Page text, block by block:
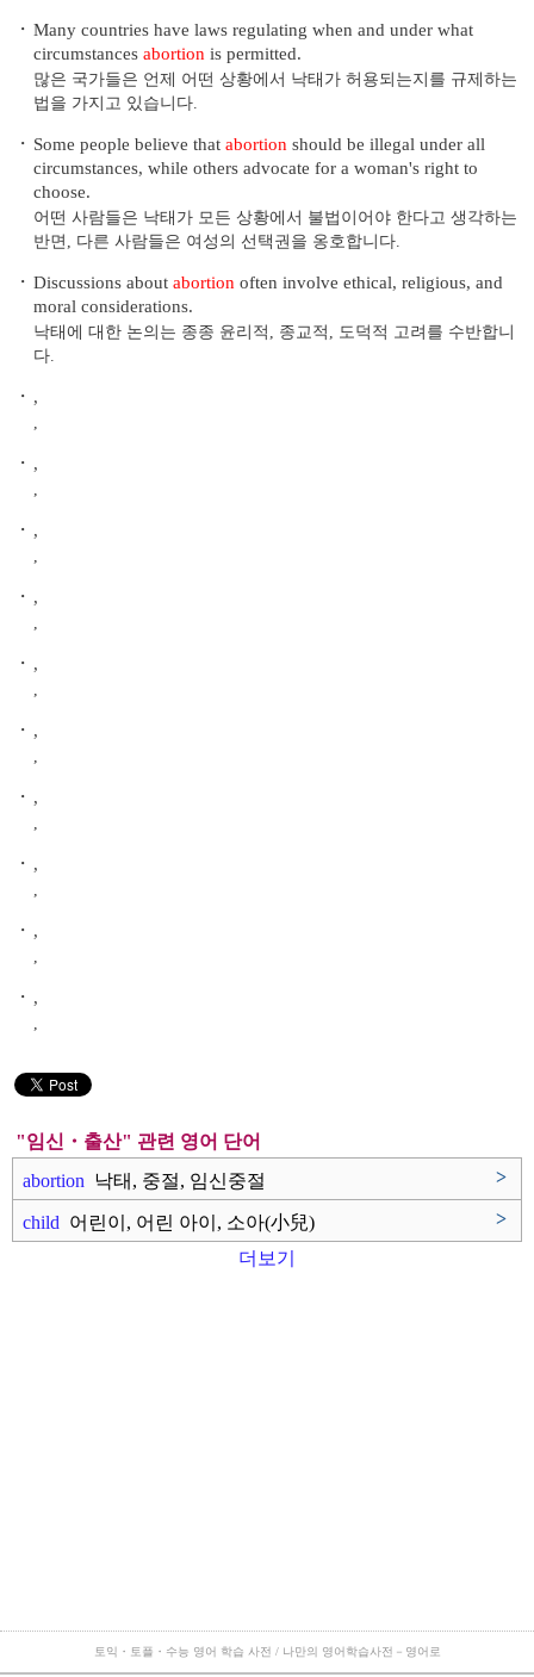
・ Many countries have laws regulating when and under what
circumstances abortion is permitted.
많은 국가들은 언제 어떤 상황에서 낙태가 허용되는지를 규제하는
법을 가지고 있습니다.
・ Some people believe that abortion should be illegal under all
circumstances, while others advocate for a woman's right to
choose.
어떤 사람들은 낙태가 모든 상황에서 불법이어야 한다고 생각하는
반면, 다른 사람들은 여성의 선택권을 옹호합니다.
・ Discussions about abortion often involve ethical, religious, and
moral considerations.
낙태에 대한 논의는 종종 윤리적, 종교적, 도덕적 고려를 수반합니
다.
・ ,
,
・ ,
,
・ ,
,
・ ,
,
・ ,
,
・ ,
,
・ ,
,
・ ,
,
・ ,
,
・ ,
,
"임신・출산" 관련 영어 단어
abortion 낙태, 중절, 임신중절 >
child 어린이, 어린 아이, 소아(小兒)
>
더보기
토익・토플・수능 영어 학습 사전 / 나만의 영어학습사전－영어로